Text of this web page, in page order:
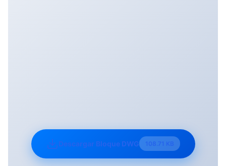
Descargar Bloque DWG 108.71 KB